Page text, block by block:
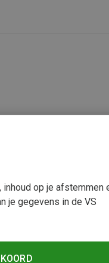
op je afstemmen
je gegevens in de VS